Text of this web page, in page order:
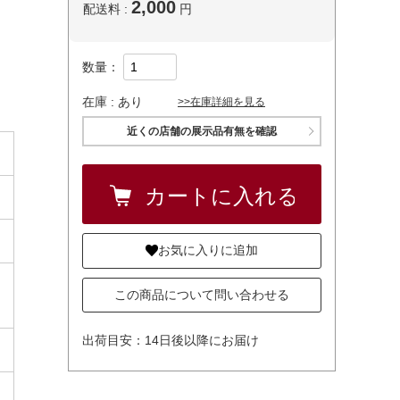
配送料 : 2,000 円
数量：
在庫 : あり >>在庫詳細を見る
近くの店舗の展示品有無を確認
お気に入りに追加
この商品について問い合わせる
出荷目安：14日後以降にお届け